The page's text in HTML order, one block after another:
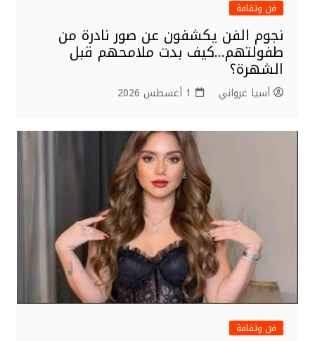
فن وثقافة
نجوم الفن يكشفون عن صور نادرة من
طفولتهم…كيف بدت ملامحهم قبل
الشهرة؟
أسيا غرواني 1 أغسطس 2026
فن وثقافة